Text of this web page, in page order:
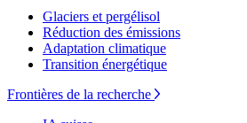
Glaciers et pergélisol
Réduction des émissions
Adaptation climatique
Transition énergétique
Frontières de la recherche